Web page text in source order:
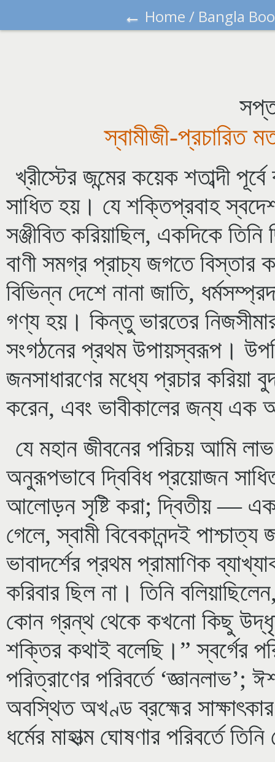
← Home / Bangla
স্বামীজী-প্রচারিত
খ্রীস্টের জন্মের কয়েক শতাব্দী
সাধিত হয়। যে শক্তিপ্রবাহ
সঞ্জীবিত করিয়াছিল, একদিকে
বাণী সমগ্র প্রাচ্য জগতে বিস্তার
বিভিন্ন দেশে নানা জাতি,
গণ্য হয়। কিন্তু ভারতের
সংগঠনের প্রথম উপায়স্বরূপ।
জনসাধারণের মধ্যে প্রচার করিয়া
করেন, এবং ভাবীকালের জন্য এক
যে মহান জীবনের পরিচয় আমি
অনুরূপভাবে দ্বিবিধ প্রয়োজন
আলোড়ন সৃষ্টি করা; দ্বিতীয় — এক
গেলে, স্বামী বিবেকানন্দই
ভাবাদর্শের প্রথম প্রামাণিক
করিবার ছিল না। তিনি
কোন গ্রন্থ থেকে কখনো কিছু
শক্তির কথাই বলেছি।” স্বর্গের
পরিত্রাণের পরিবর্তে ‘জ্ঞানলাভ’;
অবস্থিত অখণ্ড ব্রহ্মের
ধর্মের মাহাত্ম ঘোষণার পরিবর্তে